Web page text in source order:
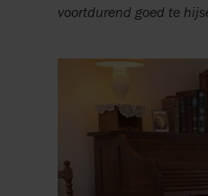
voortdurend goed te